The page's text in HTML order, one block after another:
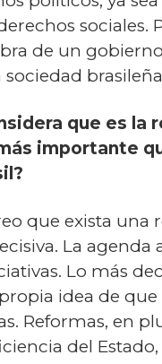
sociales.
de un
que es la
importante
que exista una
La agenda
Lo más
idea de
Reformas, en
del